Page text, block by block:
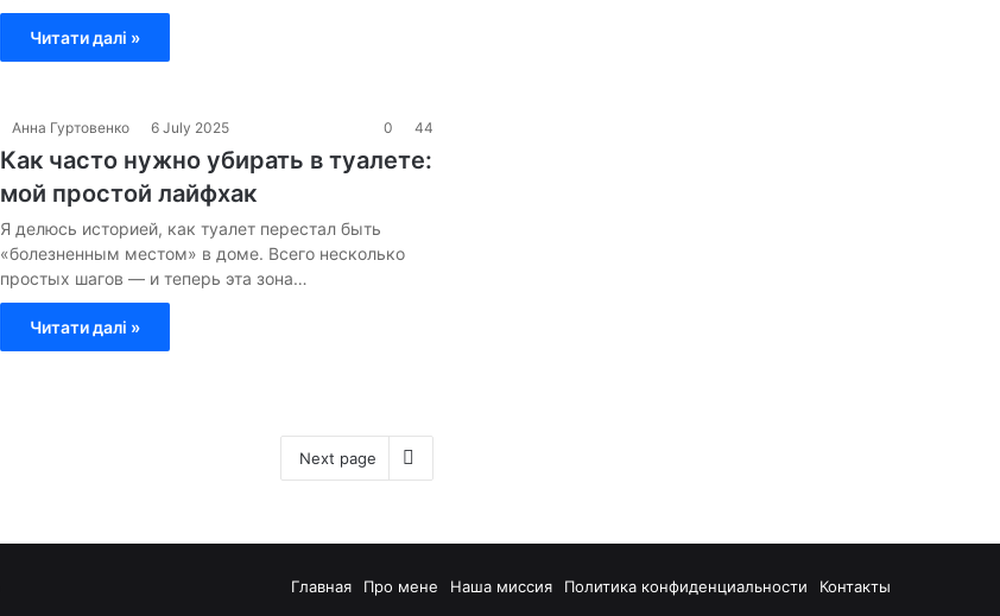
Читати далі »
Анна Гуртовенко 6 July 2025 0 44
Как часто нужно убирать в туалете:
мой простой лайфхак
Я делюсь историей, как туалет перестал быть
«болезненным местом» в доме. Всего несколько
простых шагов — и теперь эта зона…
Читати далі »
Next page
Главная Про мене Наша миссия Политика конфиденциальности Контакты